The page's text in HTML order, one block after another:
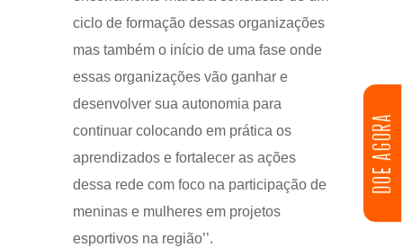
DOE AGORA
ciclo de formação dessas organizações
mas também o início de uma fase onde
essas organizações vão ganhar e
desenvolver sua autonomia para
continuar colocando em prática os
aprendizados e fortalecer as ações
dessa rede com foco na participação de
meninas e mulheres em projetos
esportivos na região’’.